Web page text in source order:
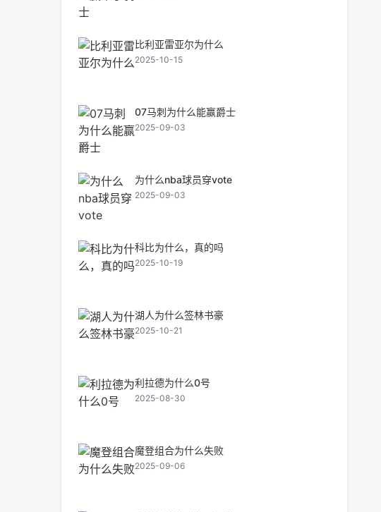
比利亚雷亚尔为什么
2025-10-15
07马刺为什么能赢爵士
2025-09-03
为什么nba球员穿vote
2025-09-03
科比为什么，真的吗
2025-10-19
湖人为什么签林书豪
2025-10-21
利拉德为什么0号
2025-08-30
魔登组合为什么失败
2025-09-06